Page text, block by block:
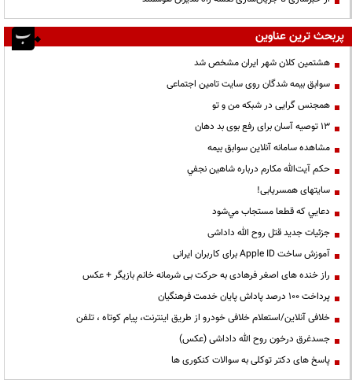
پربحث ترین عناوین
هشتمین کلان شهر ایران مشخص شد
سوابق بیمه شدگان روی سایت تامین اجتماعی
همجنس گرایی در شبکه من و تو
13 توصیه آسان برای رفع بوی بد دهان
مشاهده سامانه آنلاين سوابق بیمه
حكم آيت‌الله مكارم درباره شاهين نجفي
سایتهای همسریابی!
دعايي كه قطعا مستجاب مي‌شود
جزئیات جدید قتل روح الله داداشی
آموزش ساخت Apple ID برای کاربران ایرانی
راز خنده های اصغر فرهادی به حرکت بی شرمانه خانم بازیگر + عکس
پرداخت ۱۰۰ درصد پاداش پایان خدمت فرهنگیان
خلافی آنلاین/استعلام خلافی خودرو از طریق اینترنت، پیام کوتاه ، تلفن
جسدغرق درخون روح الله داداشی (عکس)
پاسخ های دکتر توکلی به سوالات کنکوری ها